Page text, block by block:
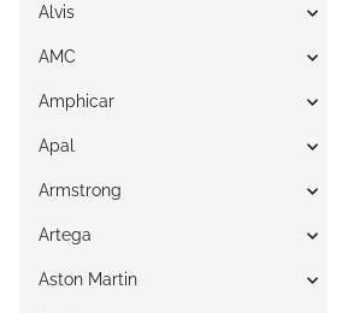
Alvis
AMC
Amphicar
Apal
Armstrong
Artega
Aston Martin